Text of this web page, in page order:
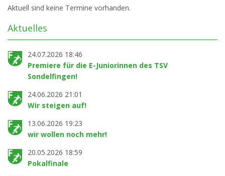
Aktuell sind keine Termine vorhanden.
Aktuelles
24.07.2026 18:46
Premiere für die E-Juniorinnen des TSV
Sondelfingen!
24.06.2026 21:01
Wir steigen auf!
13.06.2026 19:23
wir wollen noch mehr!
20.05.2026 18:59
Pokalfinale